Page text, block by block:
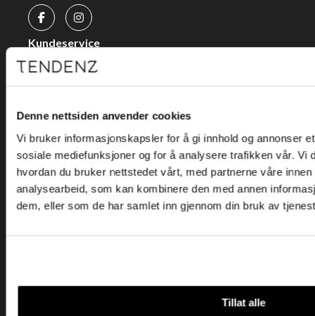
Denne nettsiden anvender cookies
Vi bruker informasjonskapsler for å gi innhold og annonser
sosiale mediefunksjoner og for å analysere trafikken vår. Vi
hvordan du bruker nettstedet vårt, med partnerne våre
analysearbeid, som kan kombinere den med annen
dem, eller som de har samlet inn gjennom din bruk av
Tillat alle
Kundeservice
Kjøpsvilkår
Personvern
Holtegata 26, 0355 Oslo
Telefon: +47 22 92 50 00
E-post: kundeservice@tendenz.net
Nyttige lenker
Datablad